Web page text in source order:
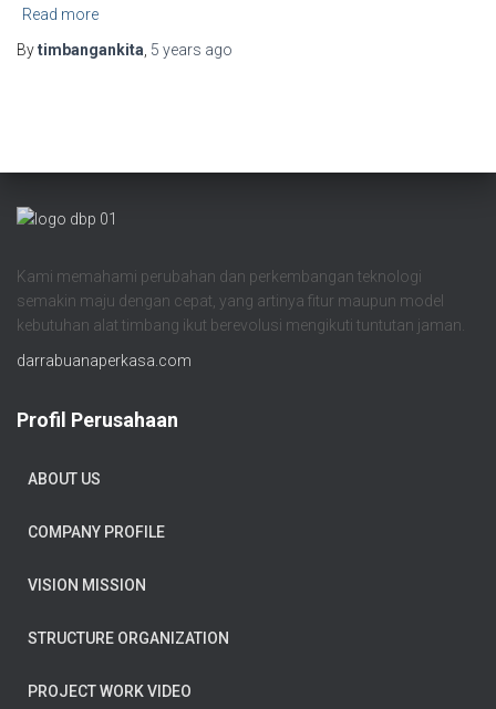
Read more
Bytimbangankita 5 years ago
Kami memahami perubahan dan perkembangan teknologi
semakin maju dengan cepat, yang artinya fitur maupun model
kebutuhan alat timbang ikut berevolusi mengikuti tuntutan jaman.
darrabuanaperkasa.com
Profil Perusahaan
ABOUT US
COMPANY PROFILE
VISION MISSION
STRUCTURE ORGANIZATION
PROJECT WORK VIDEO